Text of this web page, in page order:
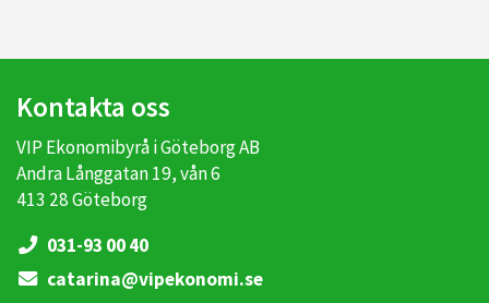
Kontakta oss
VIP Ekonomibyrå i Göteborg AB
Andra Långgatan 19, vån 6
413 28 Göteborg
031-93 00 40
catarina@vipekonomi.se